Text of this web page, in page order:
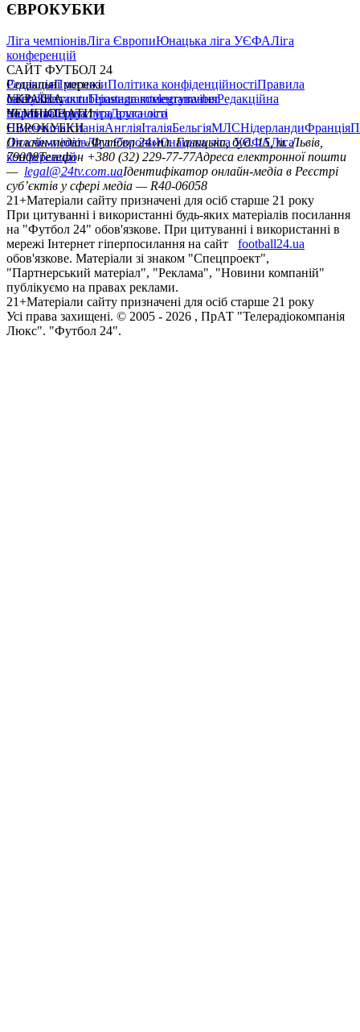
ЄВРОКУБКИ
Ліга чемпіонівЛіга ЄвропиЮнацька ліга УЄФАЛіга
конференцій
САЙТ ФУТБОЛ 24
РедакціяПрогнозиПолітика конфіденційностіПравила
сайтуКонтактиПравила коментуванняРедакційна
політикаСтруктура власності
Соціальні мережі
facebookxyoutubeinstagramtelegramviber
УКРАЇНА
УкраїнаПерша лігаДруга ліга
ЧЕМПІОНАТИ
НімеччинаІспаніяАнгліяІталіяБельгіяМЛСНідерландиФранція
ЄВРОКУБКИ
Ліга чемпіонівЛіга ЄвропиЮнацька ліга УЄФАЛіга
конференцій
Онлайн-медіа «Футбол 24»пл. Галицька, буд. 15, м. Львів,
79008Телефон +380 (32) 229-77-77Адреса електронної пошти
— legal@24tv.com.uaІдентифікатор онлайн-медіа в Реєстрі
суб’єктів у сфері медіа — R40-06058
21+Матеріали сайту призначені для осіб старше 21 року
При цитуванні і використанні будь-яких матеріалів посилання
на "Футбол 24" обов'язкове. При цитуванні і використанні в
мережі Інтернет гіперпосилання на сайт
football24.ua
обов'язкове. Матеріали зі знаком "Спецпроект",
"Партнерський матеріал", "Реклама", "Новини компаній"
публікуємо на правах реклами.
21+Матеріали сайту призначені для осіб старше 21 року
Усi права захищенi. © 2005 - 2026 , ПрАТ "Телерадіокомпанія
Люкс". "Футбол 24".